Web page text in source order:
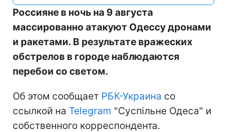
Россияне в ночь на 9 августа
массированно атакуют Одессу дронами
и ракетами. В результате вражеских
обстрелов в городе наблюдаются
перебои со светом.
Об этом сообщает РБК-Украина со
ссылкой на Telegram "Суспільне Одеса" и
собственного корреспондента.